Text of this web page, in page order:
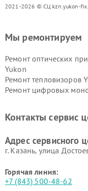
2021-2026 © СЦ kzn.yukon-
Мы ремонтируем
Ремонт оптических
Yukon
Ремонт тепловизоров
Ремонт цифровых
Контакты сервис
Адрес сервисного
г. Казань, улица
Горячая линия:
+7 (843) 500-48-62